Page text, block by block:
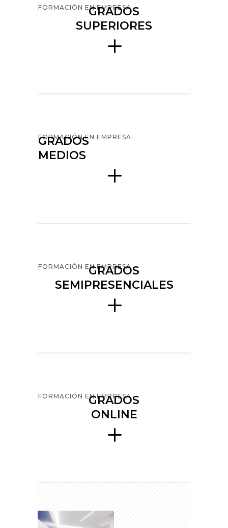
FORMACIÓN EN EMPRESA
GRADOS
SUPERIORES
FORMACIÓN EN EMPRESA
GRADOS
MEDIOS
FORMACIÓN EN EMPRESA
GRADOS
SEMIPRESENCIALES
FORMACIÓN EN EMPRESA
GRADOS
ONLINE